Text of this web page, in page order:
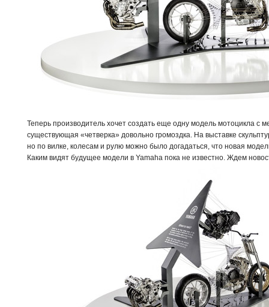
Теперь производитель хочет создать еще одну модель мотоцикла с
существующая «четверка» довольно громоздка. На выставке
но по вилке, колесам и рулю можно было догадаться, что новая
Каким видят будущее модели в Yamaha пока не известно. Ждем